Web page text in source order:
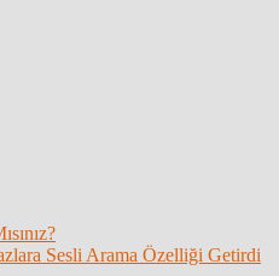
Sesli Arama Özelliği Getirdi